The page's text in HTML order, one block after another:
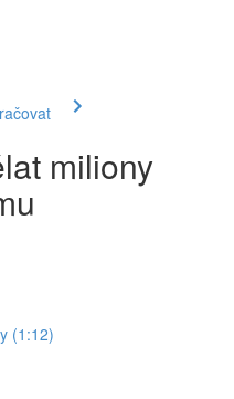
miliony
(1:12)